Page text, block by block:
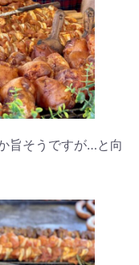
旨そうですが…と向